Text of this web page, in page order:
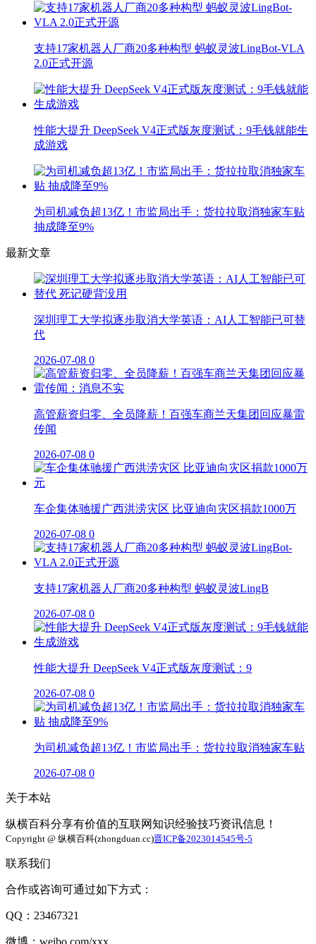
支持17家机器人厂商20多种构型 蚂蚁灵波LingBot-VLA
2.0正式开源
性能大提升 DeepSeek V4正式版灰度测试：9毛钱就能生
成游戏
为司机减负超13亿！市监局出手：货拉拉取消独家车贴
抽成降至9%
最新文章
深圳理工大学拟逐步取消大学英语：AI人工智能已可替
代
2026-07-08 0
高管薪资归零、全员降薪！百强车商兰天集团回应暴雷
传闻
2026-07-08 0
车企集体驰援广西洪涝灾区 比亚迪向灾区捐款1000万
2026-07-08 0
支持17家机器人厂商20多种构型 蚂蚁灵波LingB
2026-07-08 0
性能大提升 DeepSeek V4正式版灰度测试：9
2026-07-08 0
为司机减负超13亿！市监局出手：货拉拉取消独家车贴
2026-07-08 0
关于本站
纵横百科分享有价值的互联网知识经验技巧资讯信息！
Copyright @ 纵横百科(zhongduan.cc)晋ICP备2023014545号-5
联系我们
合作或咨询可通过如下方式：
QQ：23467321
微博：weibo.com/xxx